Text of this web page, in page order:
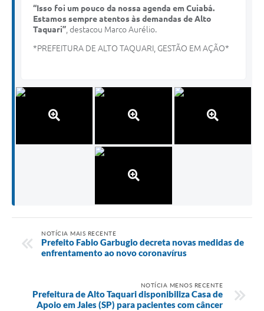
“Isso foi um pouco da nossa agenda em Cuiabá.
Estamos sempre atentos às demandas de Alto
Taquari” , destacou Marco Aurélio.
*PREFEITURA DE ALTO TAQUARI, GESTÃO EM AÇÃO*
NOTÍCIA MAIS RECENTE
Prefeito Fabio Garbugio decreta novas medidas de
enfrentamento ao novo coronavírus
NOTÍCIA MENOS RECENTE
Prefeitura de Alto Taquari disponibiliza Casa de
Apoio em Jales (SP) para pacientes com câncer